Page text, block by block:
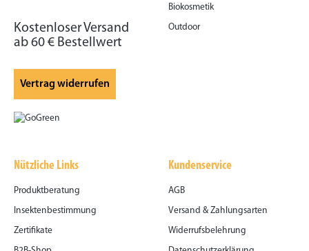
Kostenloser Versand
ab 60 € Bestellwert
Vertrag widerrufen
Biokosmetik
Outdoor
Nützliche Links
Produktberatung
Insektenbestimmung
Zertifikate
Kundenservice
AGB
Versand & Zahlungsarten
Widerrufsbelehrung